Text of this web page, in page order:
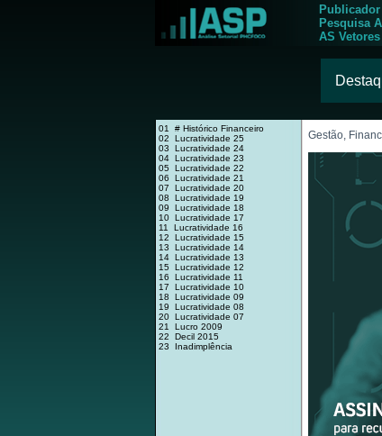
Pesquisa
AS
01 # Histórico Financeiro
02 Lucratividade 25
03 Lucratividade 24
04 Lucratividade 23
05 Lucratividade 22
06 Lucratividade 21
07 Lucratividade 20
08 Lucratividade 19
09 Lucratividade 18
10 Lucratividade 17
11 Lucratividade 16
12 Lucratividade 15
13 Lucratividade 14
14 Lucratividade 13
15 Lucratividade 12
16 Lucratividade 11
17 Lucratividade 10
18 Lucratividade 09
19 Lucratividade 08
20 Lucratividade 07
21 Lucro 2009
22 Decil 2015
23 Inadimplência
Gestão,